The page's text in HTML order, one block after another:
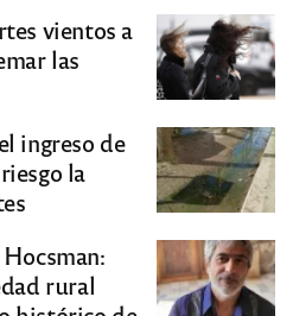
vientos a
las
ingreso de
la
rural